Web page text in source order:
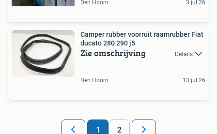
Den Hoorn 3 jul 26
Camper rubber voorruit raamrubber Fiat
ducato 280 290 j5
Zie omschrijving Details
Den Hoorn 13 jul 26
1 2